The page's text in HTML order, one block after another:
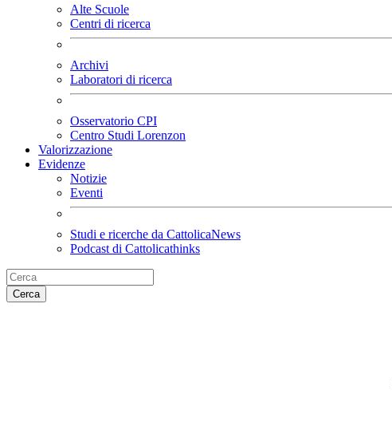
Alte Scuole
Centri di ricerca
Archivi
Laboratori di ricerca
Osservatorio CPI
Centro Studi Lorenzon
Valorizzazione
Evidenze
Notizie
Eventi
Studi e ricerche da CattolicaNews
Podcast di Cattolicathinks
Cerca